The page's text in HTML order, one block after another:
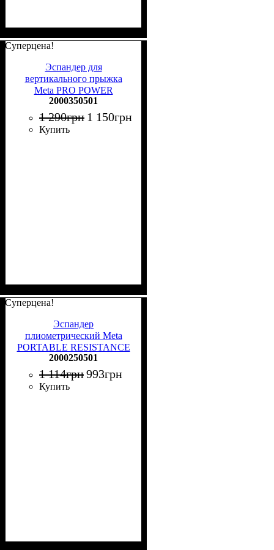
Суперцена!
Эспандер для
вертикального прыжка
Meta PRO POWER
JUMPER черный
2000350501
2000350501
1 290грн 1 150грн
Купить
Суперцена!
Эспандер
плиометрический Meta
PORTABLE RESISTANCE
JUMPER бордово-черный
2000250501
2000250501
1 114грн993грн
Купить